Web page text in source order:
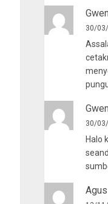
30/
30/
Halo
Agus